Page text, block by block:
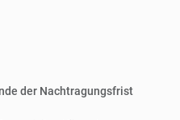
der Nachtragungsfrist